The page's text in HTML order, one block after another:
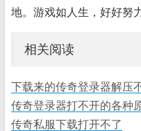
地。游戏如人生，好好努
相关阅读
下载来的传奇登录器解压
传奇登录器打不开的各种
传奇私服下载打开不了